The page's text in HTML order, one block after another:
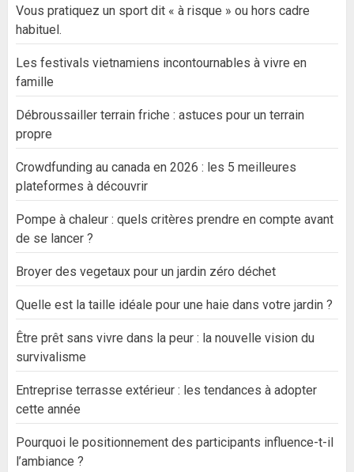
Vous pratiquez un sport dit « à risque » ou hors cadre
habituel.
Les festivals vietnamiens incontournables à vivre en
famille
Débroussailler terrain friche : astuces pour un terrain
propre
Crowdfunding au canada en 2026 : les 5 meilleures
plateformes à découvrir
Pompe à chaleur : quels critères prendre en compte avant
de se lancer ?
Broyer des vegetaux pour un jardin zéro déchet
Quelle est la taille idéale pour une haie dans votre jardin ?
Être prêt sans vivre dans la peur : la nouvelle vision du
survivalisme
Entreprise terrasse extérieur : les tendances à adopter
cette année
Pourquoi le positionnement des participants influence-t-il
l’ambiance ?